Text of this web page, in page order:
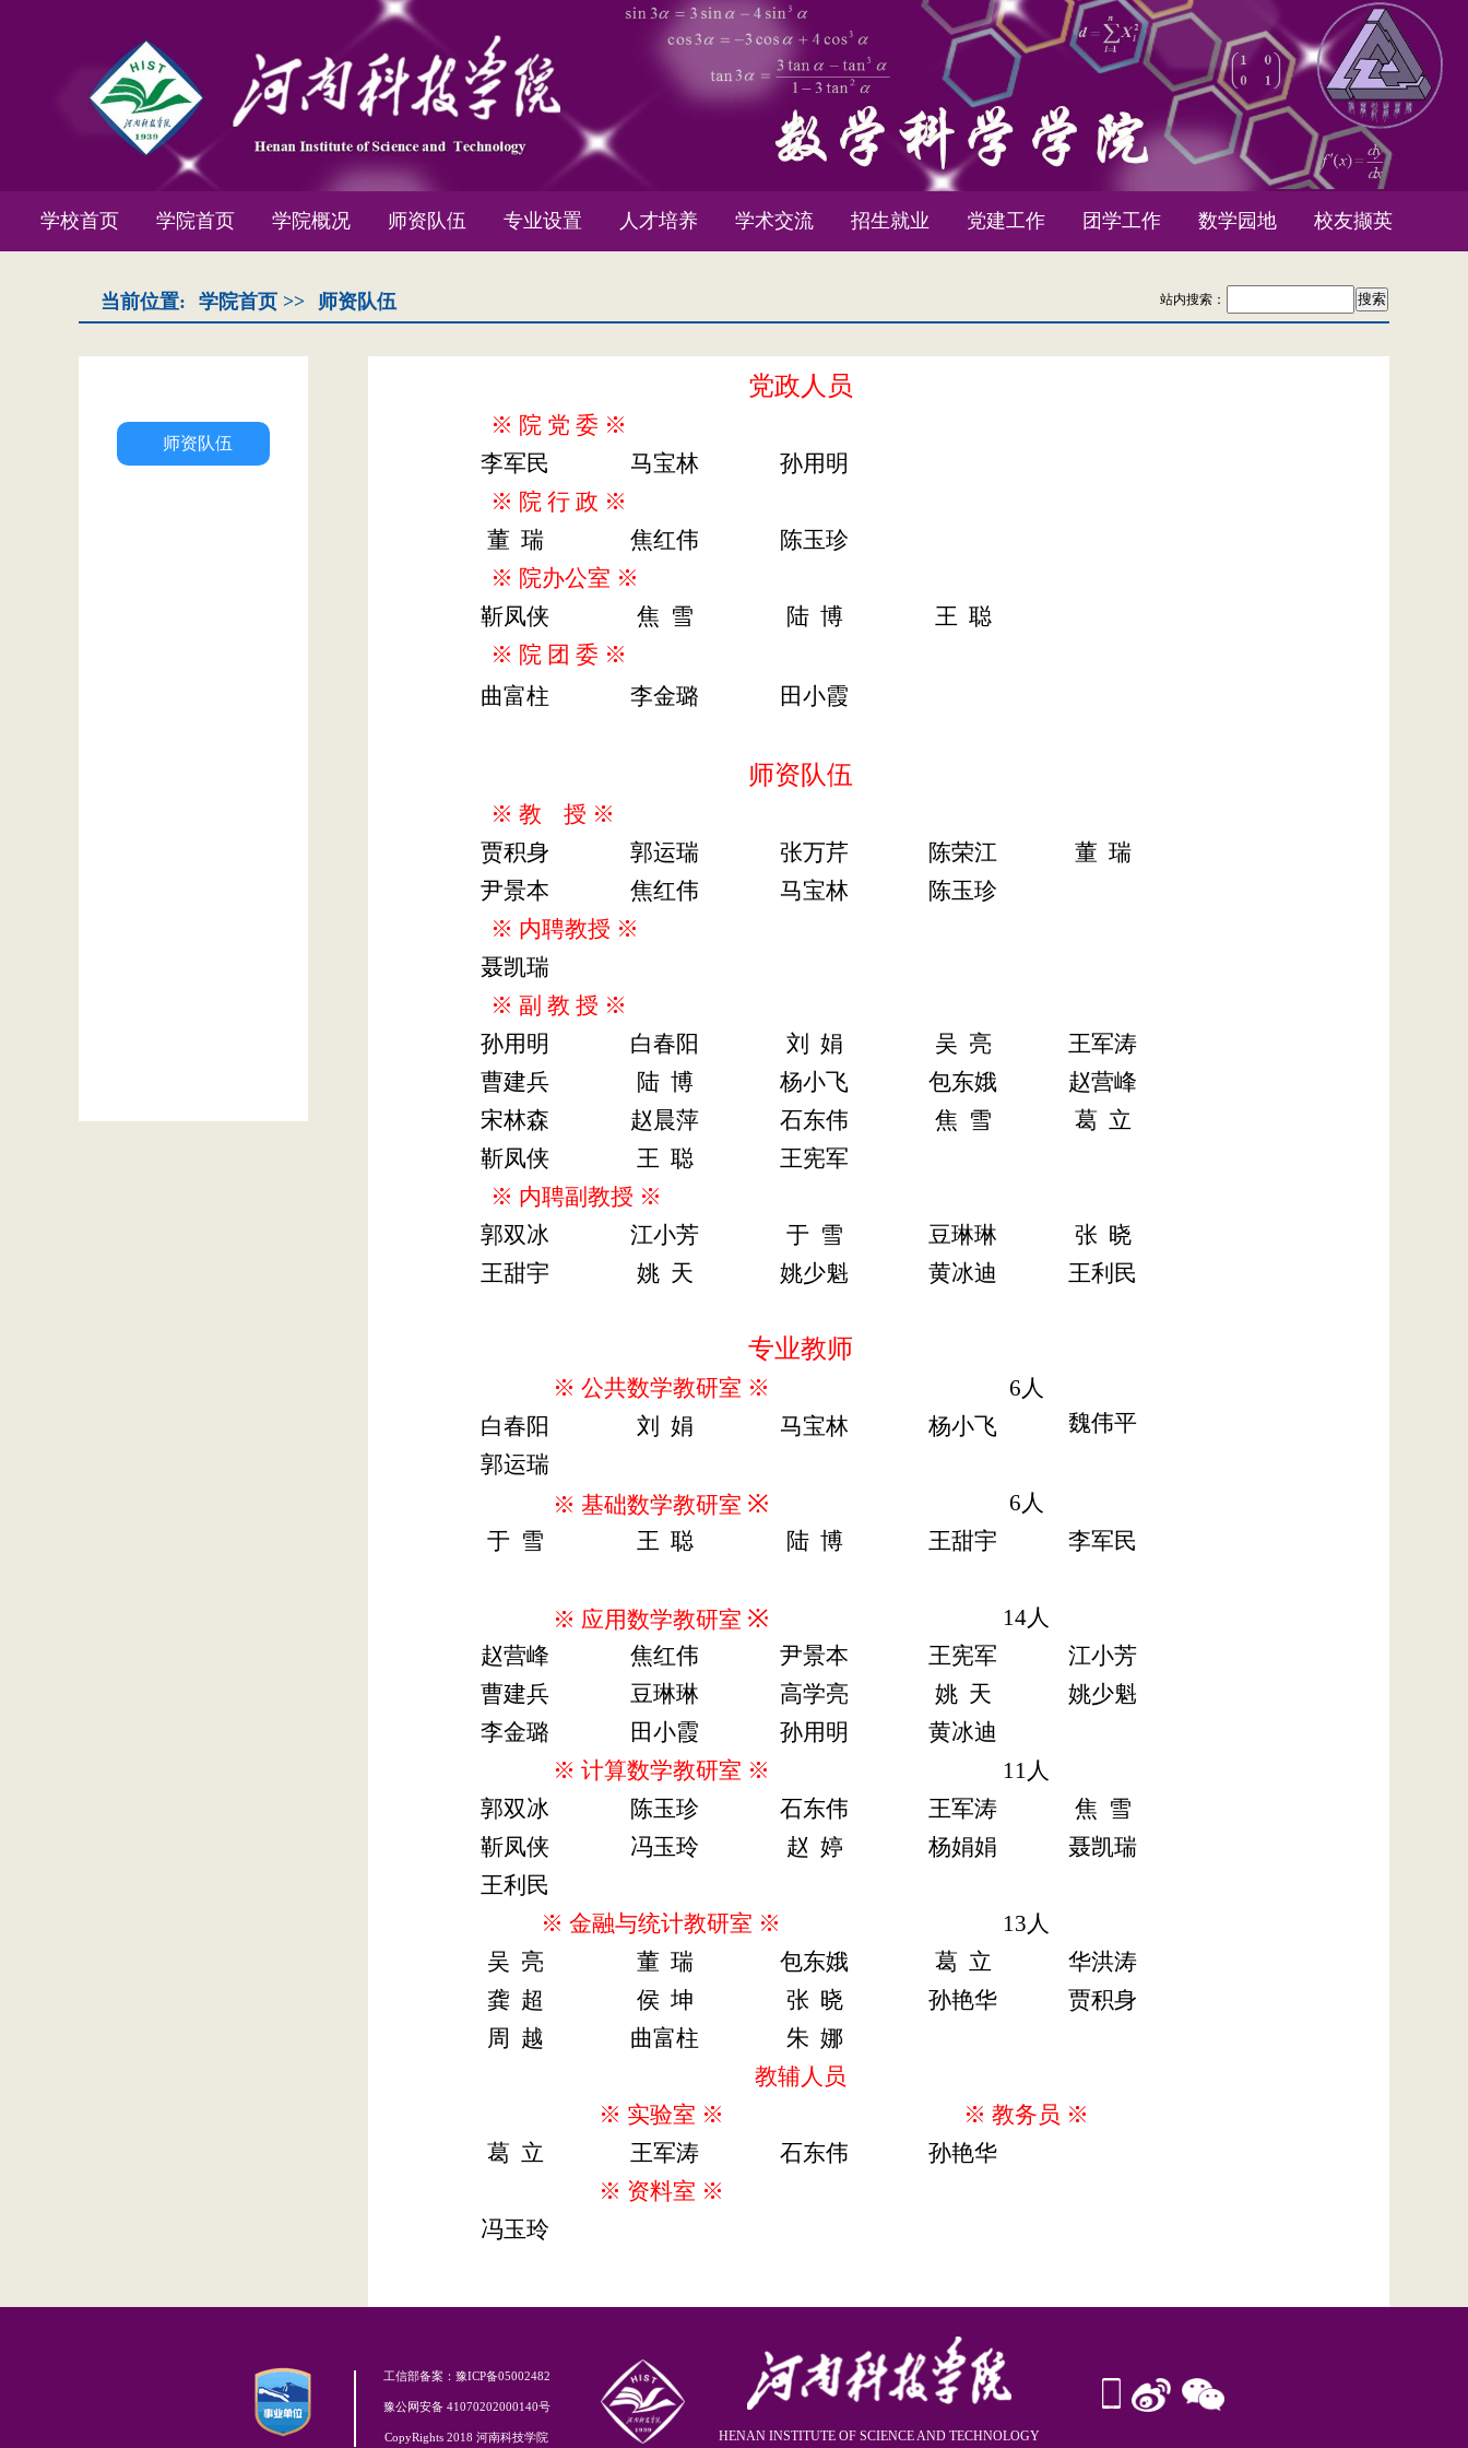
学校首页 学院首页 学院概况 师资队伍 专业设置 人才培养 学术交流 招生就业 党建工作 团学工作 数学园地 校友撷英
当前位置: 学院首页 >> 师资队伍 站内搜索：
师资队伍
党政人员
※ 院 党 委 ※
李军民
马宝林
孙用明
※ 院 行 政 ※
董 瑞 焦红伟
陈玉珍
※ 院办公室 ※
靳凤侠
焦 雪 陆 博 王 聪
※ 院 团 委 ※
曲富柱
李金璐 田小霞
师资队伍
※ 教 授 ※
贾积身
郭运瑞 张万芹 陈荣江 董 瑞
尹景本
焦红伟 马宝林
陈玉珍
※ 内聘教授 ※
聂凯瑞
※ 副 教 授 ※
孙用明
白春阳 刘 娟 吴 亮
王军涛
曹建兵
陆 博 杨小飞 包东娥
赵营峰
宋林森
赵晨萍 石东伟 焦 雪 葛 立
靳凤侠
王 聪
王宪军
※ 内聘副教授 ※
郭双冰
江小芳 于 雪 豆琳琳 张 晓
王甜宇
姚 天 姚少魁 黄冰迪 王利民
专业教师
※ 公共数学教研室 ※ 6人
白春阳
刘 娟 马宝林 杨小飞
魏伟平
郭运瑞
※ 基础数学教研室 ※ 6人
于 雪 王 聪 陆 博 王甜宇 李军民
※ 应用数学教研室 ※ 14人
赵营峰
焦红伟 尹景本 王宪军
江小芳
曹建兵
豆琳琳 高学亮 姚 天
姚少魁
李金璐
田小霞 孙用明
黄冰迪
※ 计算数学教研室 ※ 11人
郭双冰
陈玉珍 石东伟 王军涛 焦 雪
靳凤侠
冯玉玲 赵 婷 杨娟娟
聂凯瑞
王利民
※ 金融与统计教研室 ※ 13人
吴 亮 董 瑞 包东娥 葛 立
华洪涛
龚 超 侯 坤 张 晓 孙艳华
贾积身
周 越 曲富柱 朱 娜
教辅人员
※ 实验室 ※ ※ 教务员 ※
葛 立 王军涛 石东伟
孙艳华
※ 资料室 ※
冯玉玲
工信部备案：豫ICP备05002482
豫公网安备 41070202000140号
CopyRights 2018 河南科技学院 HENAN INSTITUTE OF SCIENCE AND TECHNOLOGY